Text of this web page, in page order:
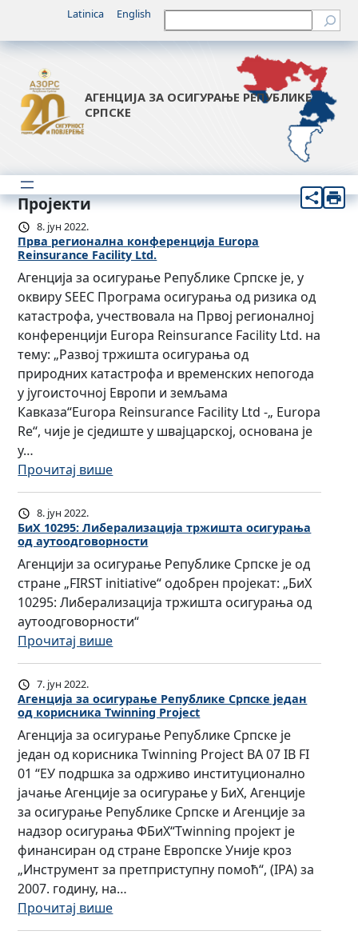
Latinica English Претрага
АГЕНЦИЈА ЗА ОСИГУРАЊЕ РЕПУБЛИКЕ
СРПСКЕ
Пројекти
8. јун 2022.
Прва регионална конференција Europa
Reinsurance Facility Ltd.
Агенција за осигурање Републике Српске је, у
оквиру SEEC Програма осигурања од ризика од
катастрофа, учествовала на Првој регионалној
конференцији Europa Reinsurance Facility Ltd. на
тему: „Развој тржишта осигурања од
природних катастрофа и временских непогода
у југоисточној Европи и земљама
Кавказа“Europa Reinsurance Facility Ltd -„ Europa
Re“, чије је сједиште у швајцарској, основана је
у…
Прочитај више:
П
в
а
р
е
г
и
о
н
л
н
а
к
о
н
ф
е
р
е
н
ц
и
8. јун 2022.
БиХ 10295: Либерализација тржишта осигурања
од аутоодговорности
Агенцији за осигурање Републике Српске је од
стране „FIRST initiative“ одобрен пројекат: „БиХ
10295: Либерализација тржишта осигурања од
аутоодговорности“
Прочитај више:
Б
Х
1
0
2
9
5
:
Л
и
б
е
р
а
7. јун 2022.
Агенција за осигурање Републике Српске један
од корисника Twinning Project
Агенција за осигурање Републике Српске је
један од корисника Twinning Project BA 07 IB FI
01 “ЕУ подршка за одрживо институционално
јачање Агенције за осигурање у БиХ, Агенције
за осигурање Републике Српске и Агенције за
надзор осигурања ФБиХ“Twinning пројект је
финансиран од стране Европске Уније кроз
„Инструмент за претприступну помоћ“, (IPA) за
2007. годину, на…
Прочитај више:
А